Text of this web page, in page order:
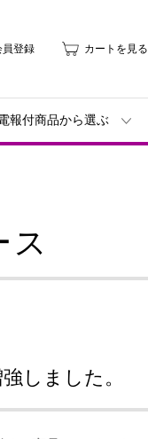
員登録 カートを見る
報付商品から選ぶ
ス
しました。